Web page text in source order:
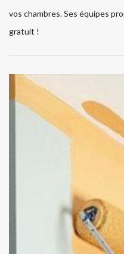
vos chambres. Ses équipes
gratuit !